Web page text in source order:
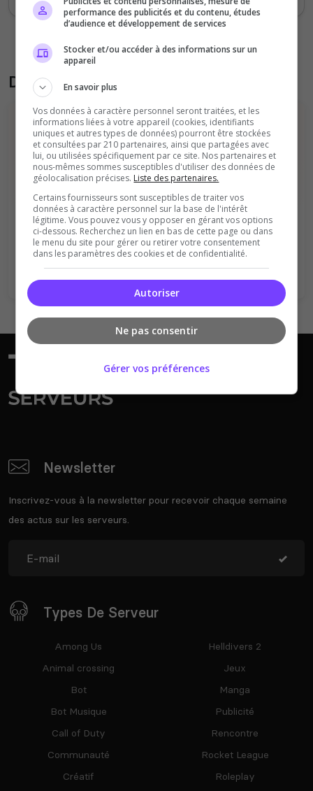
Donner son avis sur le serveur
Vous devez être connecté pour ajouter
un avis sur ce serveur !
Se connecter S'inscrire
Newsletter
Inscrivez-vous à la newsletter pour recevoir chaque semaine
des actus sur les serveurs.
Types De Serveur
Among Us
Animal crossing
Bot
Bot Musique
Call of Duty
Communauté
Créatif
Helldivers 2
Jeux
Manga
Publicité
Rencontre
Rocket League
Roleplay
performance des publicités et du contenu, études
d’audience et développement de services
Stocker et/ou accéder à des informations sur un
appareil
En savoir plus
Vos données à caractère personnel seront traitées, et les
informations liées à votre appareil (cookies, identifiants
uniques et autres types de données) pourront être stockées
et consultées par 210 partenaires, ainsi que partagées avec
lui, ou utilisées spécifiquement par ce site. Nos partenaires et
nous-mêmes sommes susceptibles d'utiliser des données de
géolocalisation précises. Liste des partenaires.
Certains fournisseurs sont susceptibles de traiter vos
données à caractère personnel sur la base de l'intérêt
légitime. Vous pouvez vous y opposer en gérant vos options
ci-dessous. Recherchez un lien en bas de cette page ou dans
le menu du site pour gérer ou retirer votre consentement
dans les paramètres des cookies et de confidentialité.
Autoriser
Ne pas consentir
Gérer vos préférences